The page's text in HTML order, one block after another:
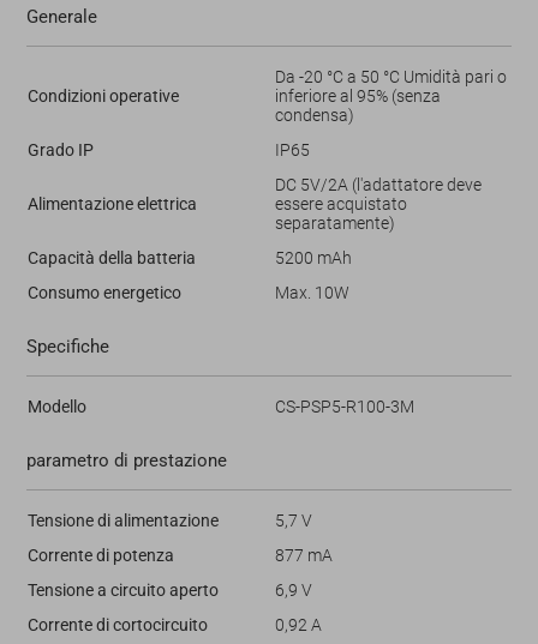
Generale
Condizioni operative
Da -20 °C a 50 °C Umidità pari o
inferiore al 95% (senza
condensa)
Grado IP
IP65
Alimentazione elettrica
DC 5V/2A (l'adattatore deve
essere acquistato
separatamente)
Capacità della batteria
5200 mAh
Consumo energetico
Max. 10W
Specifiche
Modello CS-PSP5-R100-3M
parametro di prestazione
Tensione di alimentazione
5,7 V
Corrente di potenza
877 mA
Tensione a circuito aperto
6,9 V
Corrente di cortocircuito
0,92 A